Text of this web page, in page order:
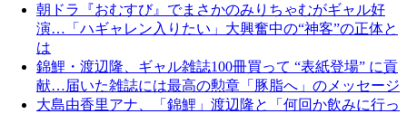
朝ドラ『おむすび』でまさかのみりちゃむがギャル好
演…「ハギャレン入りたい」大興奮中の“神客”の正体と
は
錦鯉・渡辺隆、ギャル雑誌100冊買って “表紙登場” に貢
献…届いた雑誌には最高の勲章「豚脂へ」のメッセージ
大島由香里アナ、「錦鯉」渡辺隆と「何回か飲みに行っ